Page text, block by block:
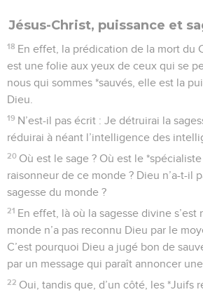
Jésus-Christ, puissance et
18 En effet, la prédication de la mort du
est une folie aux yeux de ceux qui se
nous qui sommes *sauvés, elle est la
Dieu.
19 N’est-il pas écrit : Je détruirai la
réduirai à néant l’intelligence des
20 Où est le sage ? Où est le
raisonneur de ce monde ? Dieu n’a-t-il
sagesse du monde ?
21 En effet, là où la sagesse divine s’est
monde n’a pas reconnu Dieu par le
C’est pourquoi Dieu a jugé bon de
par un message qui paraît annoncer
22 Oui, tandis que, d’un côté, les *Juifs